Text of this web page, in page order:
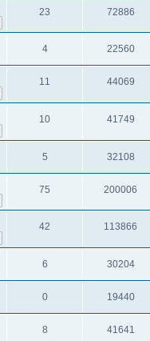
23 72886
4 22560
11 44069
10 41749
5 32108
75 200006
42 113866
6 30204
0 19440
8 41641